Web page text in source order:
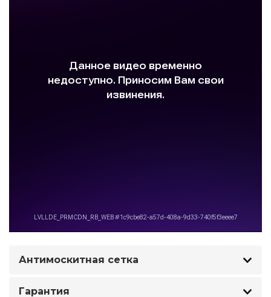
Антимоскитная сетка
Гарантия